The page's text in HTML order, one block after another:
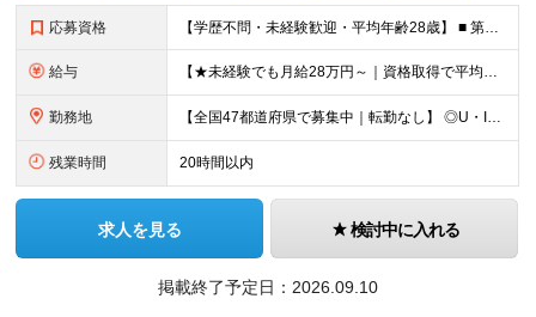
応募資格 【学歴不問・未経験歓迎・平均年齢28歳】 ■ 第二新卒歓迎 ■ フリーター・社会人未経験OK ＼「アイアールで人生ワンチャンつかんでほしい！」／ …こんな社長の想いから 経験よりも人柄を重視した採用
給与 【★未経験でも月給28万円～｜資格取得で平均年収636万円★】 ■ 月給28万円～80万円+賞与年2回＋各種手当 ※月給には、固定残業代（20時間分：3万8000円～／月）を含む ※20時間を超過
勤務地 【全国47都道府県で募集中｜転勤なし】 ◎U・Iターン歓迎！家具家電付き＆家賃ナシの社員寮を完備 ◎東京支店は2025年7月に移転したばかりの綺麗なオフィス 東京・横浜・大阪・名古屋・福岡など 全国
残業時間 20時間以内
求人を見る 検討中に入れる
掲載終了予定日： 2026.09.10